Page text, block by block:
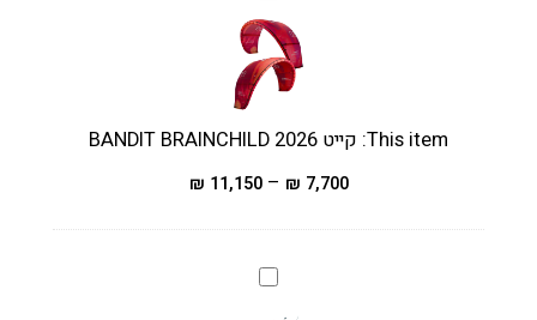
י
י
ט
2
6
A
N
D
This item: קייט 2026 BANDIT BRAINCHILD
₪ 7,700
–
₪ 11,150
L